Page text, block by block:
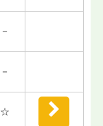
－
－
☆